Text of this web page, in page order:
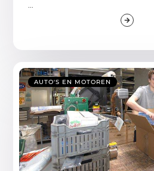
...
AUTO'S EN MOTOREN